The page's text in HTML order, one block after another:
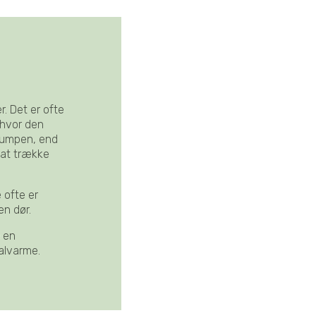
Det er ofte
den
end
at trække
ofte er
dør.
en